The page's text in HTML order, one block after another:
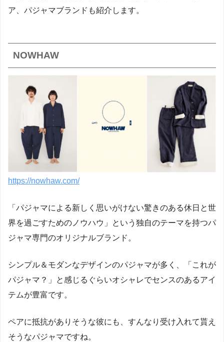
ア、パジャマブランドも紹介します。
NOWHAW
https://nowhaw.com/
「パジャマによる新しく思いがけない驚きのある休日と世
界を過ごすためのノウハウ」という独自のテーマを持つパ
ジャマ専門のオリジナルブランド。
シンプル＆モダンなデザインのパジャマが多く、「これが
パジャマ？」と感じるぐらいオシャレでセンスのあるアイ
テムが豊富です。
ペアに抵抗がありそうな彼にも、すんなり受け入れて貰え
そうなパジャマですね。